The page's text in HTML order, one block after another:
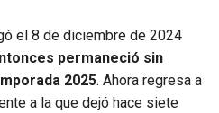
el 8 de diciembre de 2024
permaneció sin
2025. Ahora regresa a
a la que dejó hace siete